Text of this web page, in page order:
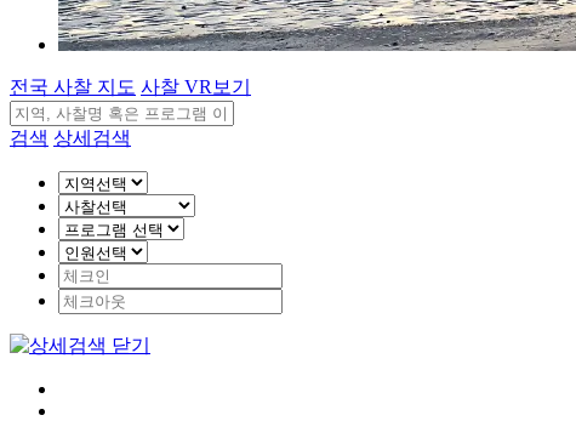
전국 사찰 지도 사찰 VR보기
검색 상세검색